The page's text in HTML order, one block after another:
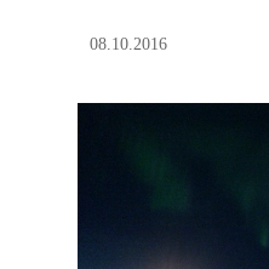
08.10.2016